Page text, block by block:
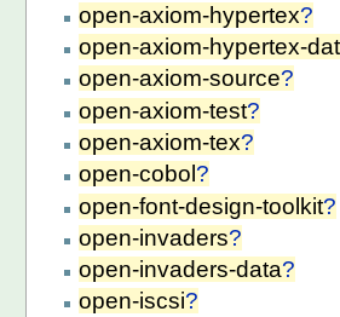
open-axiom-hypertex?
open-axiom-hypertex-
open-axiom-source?
open-axiom-test?
open-axiom-tex?
open-cobol ?
open-font-design-toolkit?
open-invaders?
open-invaders-data?
open-iscsi?